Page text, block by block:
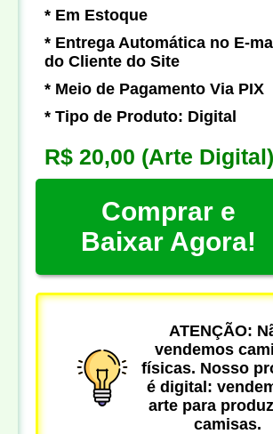
* Em Estoque
* Entrega Automática no E-
do Cliente do Site
* Meio de Pagamento Via PIX
* Tipo de Produto: Digital
R$ 20,00 (Arte Digital)
Comprar e
Baixar Agora!
ATENÇÃO:
vendemos
físicas. Nosso
é digital:
arte para
camisas.